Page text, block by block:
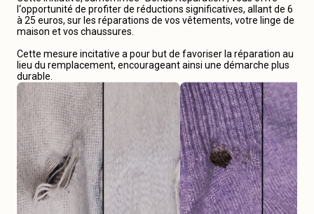
l‘opportunité de profiter de réductions significatives, allant de 6
à 25 euros, sur les réparations de vos vêtements, votre linge de
maison et vos chaussures.
Cette mesure incitative a pour but de favoriser la réparation au
lieu du remplacement, encourageant ainsi une démarche plus
durable.